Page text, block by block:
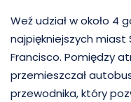
Weź udział w około 4
najpiękniejszych miast
Francisco. Pomiędzy
przemieszczał
przewodnika, który